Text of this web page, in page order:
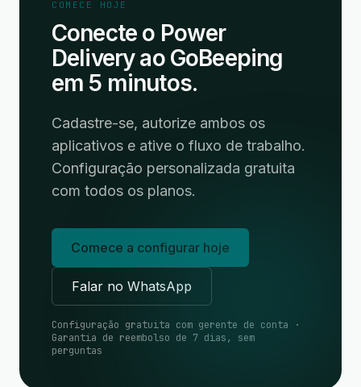
COMECE HOJE
Conecte o Power
Delivery ao GoBeeping
em 5 minutos.
Cadastre-se, autorize ambos os
aplicativos e ative o fluxo de trabalho.
Configuração personalizada gratuita
com todos os planos.
Comece a configurar hoje
Falar no WhatsApp
Configuração gratuita com gerente de conta ·
Garantia de reembolso de 7 dias, sem
perguntas